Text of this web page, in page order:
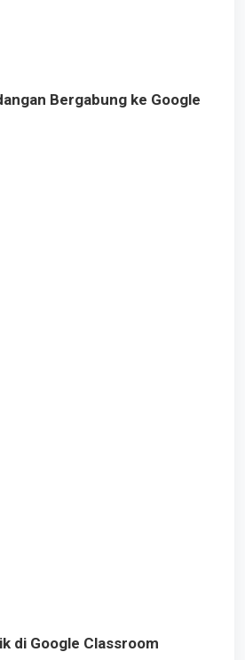
Bergabung ke Google
di Google Classroom